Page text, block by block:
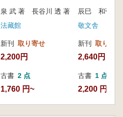
泉 武 著 長谷川 透 著
法藏館
新刊 取り寄せ
2,200円
古書 2 点
1,760 円~
辰巳 和弘 著
敬文舎
新刊 取り寄せ
2,640円
古書 1 点
2,200 円